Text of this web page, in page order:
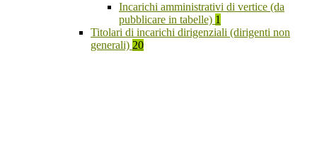
Incarichi amministrativi di vertice (da
pubblicare in tabelle) 1
Titolari di incarichi dirigenziali (dirigenti non
generali) 20